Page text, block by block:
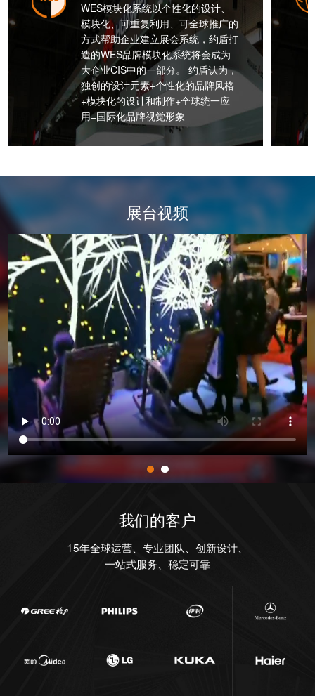
WES模块化系统以个性化的设计、
模块化、可重复利用、可全球推广的
方式帮助企业建立展会系统，约盾打
造的WES品牌模块化系统将会成为
大企业CIS中的一部分。 约盾认为，
独创的设计元素+个性化的品牌风格
+模块化的设计和制作+全球统一应
用=国际化品牌视觉形象
展台视频
我们的客户
15年全球运营、专业团队、创新设计、
一站式服务、稳定可靠